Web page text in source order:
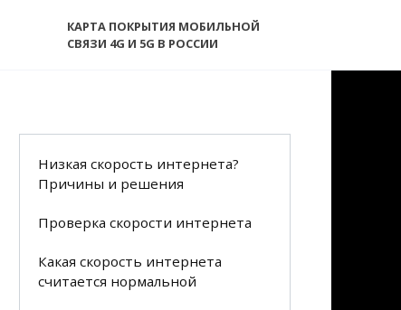
КАРТА ПОКРЫТИЯ МОБИЛЬНОЙ
СВЯЗИ 4G И 5G В РОССИИ
Низкая скорость интернета?
Причины и решения
Проверка скорости интернета
Какая скорость интернета
считается нормальной